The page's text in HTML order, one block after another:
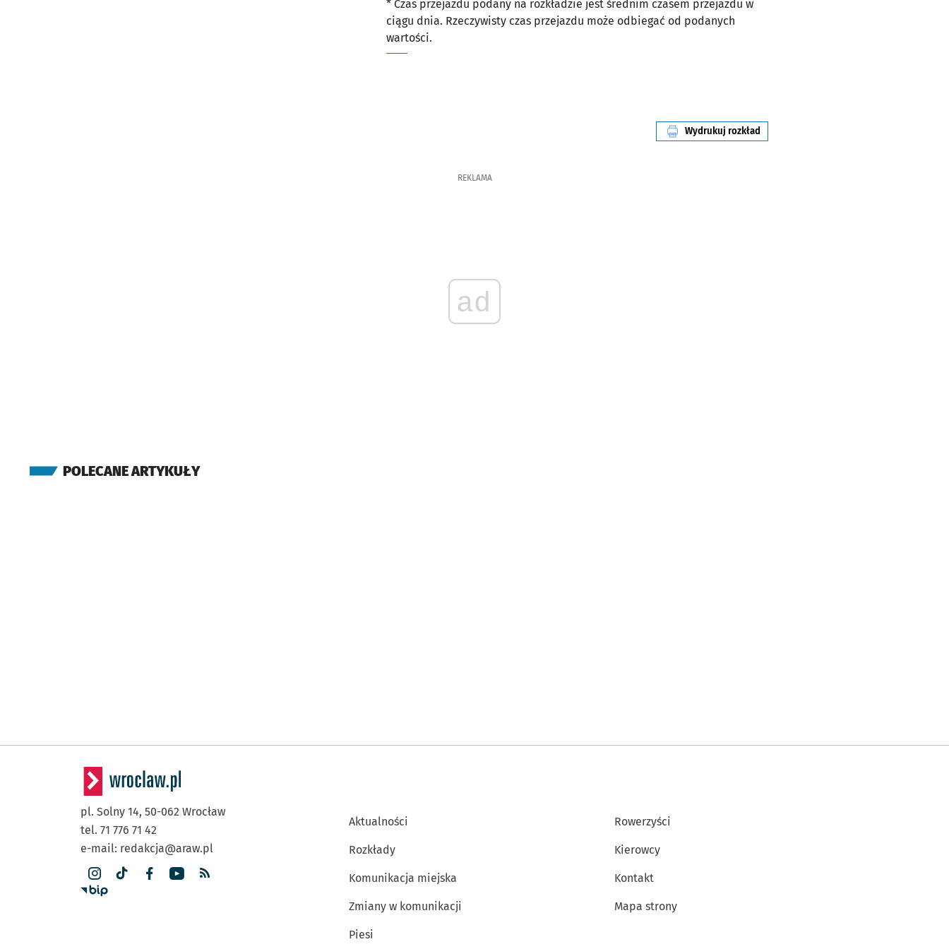
Sprawdź proponowane przesiadki na inne linie
Czas przejazdu
* Czas przejazdu podany na rozkładzie jest średnim czasem przejazdu w
ciągu dnia. Rzeczywisty czas przejazdu może odbiegać od podanych
wartości.
Wydrukuj rozkład
linii nr 9
REKLAMA
ad
POLECANE ARTYKUŁY
pl. Solny 14, 50-062 Wrocław
tel. 71 776 71 42
e-mail: redakcja@araw.pl
Aktualności
Rozkłady
Komunikacja miejska
Zmiany w komunikacji
Piesi
Rowerzyści
Kierowcy
Kontakt
Mapa strony